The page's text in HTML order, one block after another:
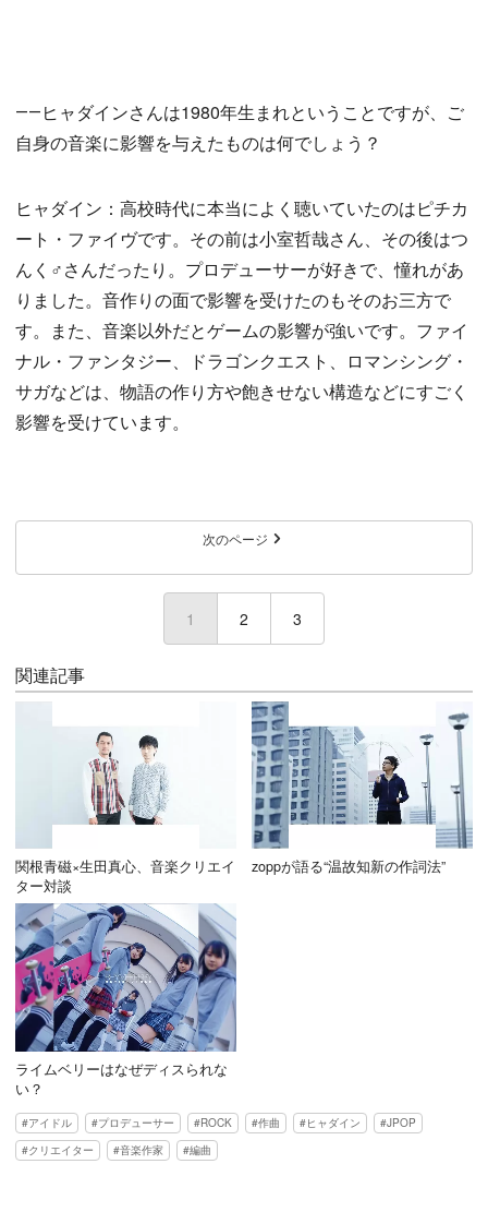
――ヒャダインさんは1980年生まれということですが、ご
自身の音楽に影響を与えたものは何でしょう？
ヒャダイン：高校時代に本当によく聴いていたのはピチカ
ート・ファイヴです。その前は小室哲哉さん、その後はつ
んく♂さんだったり。プロデューサーが好きで、憧れがあ
りました。音作りの面で影響を受けたのもそのお三方で
す。また、音楽以外だとゲームの影響が強いです。ファイ
ナル・ファンタジー、ドラゴンクエスト、ロマンシング・
サガなどは、物語の作り方や飽きせない構造などにすごく
影響を受けています。
次のページ
1 (current)
2 3
関連記事
関根青磁×生田真心、音楽クリエイ
ター対談
zoppが語る“温故知新の作詞法”
ライムベリーはなぜディスられな
い？
アイドル プロデューサー ROCK 作曲 ヒャダイン
JPOP
クリエイター
音楽作家 編曲